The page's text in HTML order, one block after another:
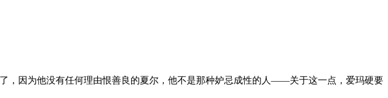
，因为他没有任何理由恨善良的夏尔，他不是那种妒忌成性的人——关于这一点，爱玛硬要